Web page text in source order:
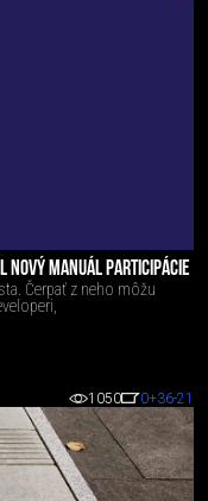
NOVÝ MANUÁL PARTICIPÁCIE
Čerpať z neho môžu
1050 0+36-21